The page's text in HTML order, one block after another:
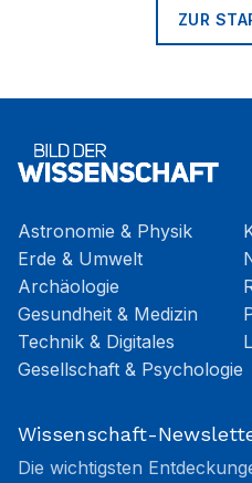
ZUR
Astronomie & Physik
Erde & Umwelt
Archäologie
Gesundheit & Medizin
Technik & Digitales
Gesellschaft & Psychologie
Wissenschaft-
Die wichtigsten